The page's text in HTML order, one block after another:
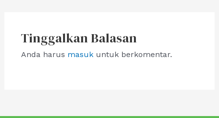
Tinggalkan Balasan
Anda harus masukuntuk berkomentar.